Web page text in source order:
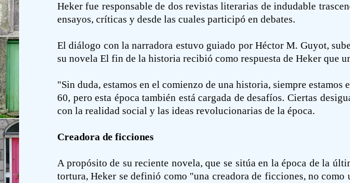
Heker fue responsable de dos revistas literarias de indudable
ensayos, críticas y desde las cuales participó en debates.
El diálogo con la narradora estuvo guiado por Héctor M. Guyot,
su novela El fin de la historia recibió como respuesta de Heker que
"Sin duda, estamos en el comienzo de una historia, siempre
60, pero esta época también está cargada de desafíos. Ciertas
con la realidad social y las ideas revolucionarias de la época.
Creadora de ficciones
A propósito de su reciente novela, que se sitúa en la época de la
tortura, Heker se definió como "una creadora de ficciones, no